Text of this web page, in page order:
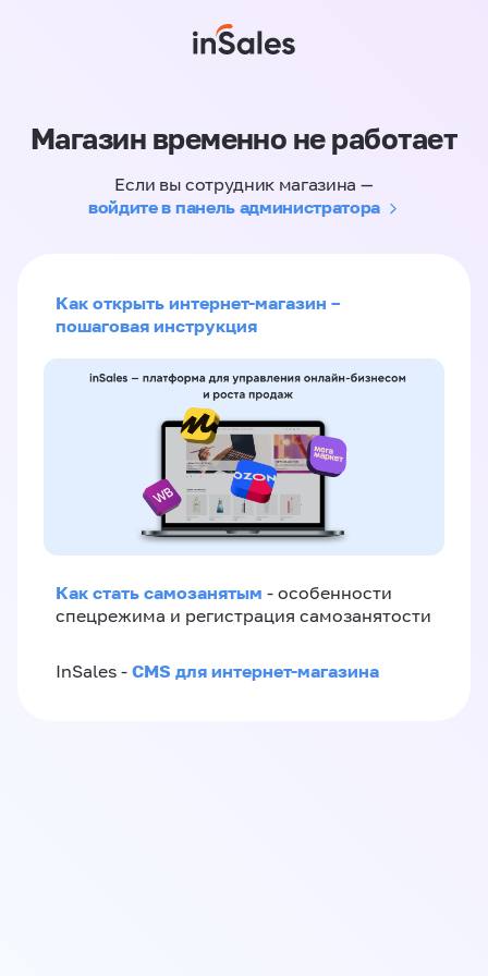
Магазин временно не работает
Если вы сотрудник магазина —
войдите в панель администратора
Как открыть интернет-магазин –
пошаговая инструкция
Как стать самозанятым - особенности
спецрежима и регистрация самозанятости
InSales - CMS для интернет-магазина